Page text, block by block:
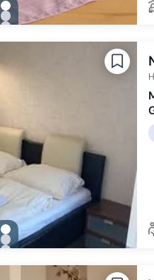
gallery.slide_selector
Zu Slide 1 wechseln
Zu Slide 2 wechseln
Zu Slide 6 wechseln
gallery.slide_selector
Zu Slide 1 wechseln
Zu Slide 2 wechseln
Zu Slide 4 wechseln